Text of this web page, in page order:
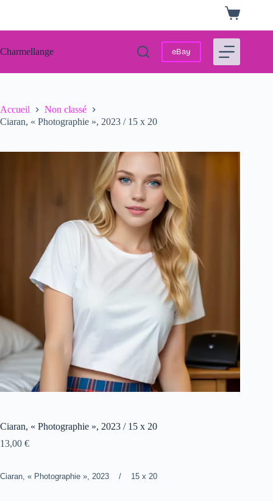
Panier
d’achat
Charmellange eBay
Accueil
Non classé
Ciaran, « Photographie », 2023 / 15 x 20
Ciaran, « Photographie », 2023 / 15 x 20
13,00 €
Ciaran, « Photographie », 2023 / 15 x 20